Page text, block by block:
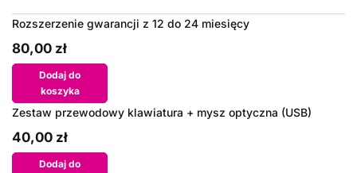
Rozszerzenie gwarancji z 12 do 24 miesięcy
80,00 zł
Dodaj do
koszyka
Zestaw przewodowy klawiatura + mysz optyczna (USB)
40,00 zł
Dodaj do